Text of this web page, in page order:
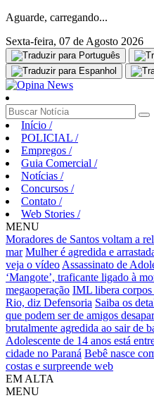
Aguarde, carregando...
Sexta-feira, 07 de Agosto 2026
Início /
POLICIAL /
Empregos /
Guia Comercial /
Notícias /
Concursos /
Contato /
Web Stories /
MENU
Moradores de Santos voltam a
mar Mulher é agredida e
veja o vídeo Assassinato de
‘Mangote’, traficante ligado à
megaoperação IML libera corpos
Rio, diz Defensoria Saiba os
que podem ser de amigos
brutalmente agredida ao sair de
Adolescente de 14 anos está
cidade no Paraná Bebê nasce
costas e surpreende web
EM ALTA
MENU